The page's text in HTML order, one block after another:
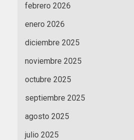
febrero 2026
enero 2026
diciembre 2025
noviembre 2025
octubre 2025
septiembre 2025
agosto 2025
julio 2025